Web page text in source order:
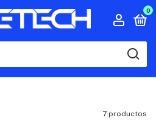
0
7 productos